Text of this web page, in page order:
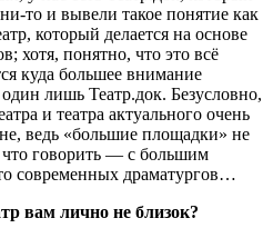
то и вывели такое понятие как
который делается на основе
хотя, понятно, что это всё
куда большее внимание
лишь Театр.док. Безусловно,
и театра актуального очень
ведь «большие площадки» не
что говорить — с большим
современных драматургов…
вам лично не близок?